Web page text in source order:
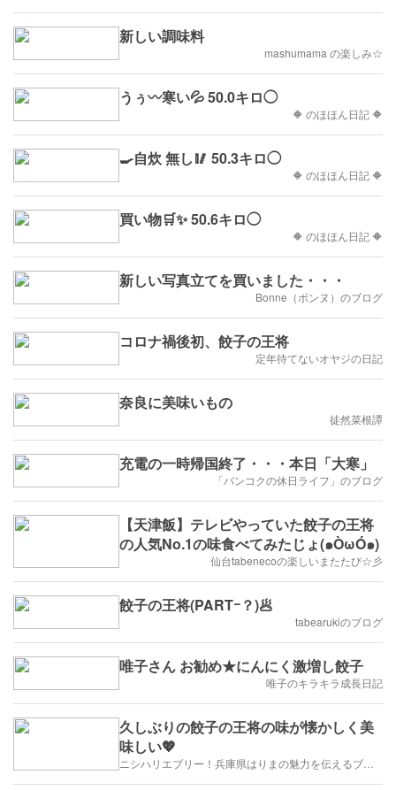
新しい調味料
mashumama の楽しみ☆
うぅ〰寒い💦 50.0キロ◯
🔶 のほほん日記 🔶
🍳自炊 無し🥢 50.3キロ◯
🔶 のほほん日記 🔶
買い物🛒✨ 50.6キロ◯
🔶 のほほん日記 🔶
新しい写真立てを買いました・・・
Bonne（ボンヌ）のブログ
コロナ禍後初、餃子の王将
定年待てないオヤジの日記
奈良に美味いもの
徒然菜根譚
充電の一時帰国終了・・・本日「大寒」
「バンコクの休日ライフ」のブログ
【天津飯】テレビやっていた餃子の王将
の人気No.1の味食べてみたじょ(๑ÒωÓ๑)
仙台tabenecoの楽しいまたたび☆彡
餃子の王将(PARTｰ？)🥟
tabearukiのブログ
唯子さん お勧め★にんにく激増し餃子
唯子のキラキラ成長日記
久しぶりの餃子の王将の味が懐かしく美
味しい💖